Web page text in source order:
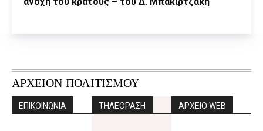
ΑΡΧΕΙΟΝ ΠΟΛΙΤΙΣΜΟΥ
ΕΠΙΚΟΙΝΩΝΙΑ ΤΗΛΕΟΡΑΣΗ ΑΡΧΕΙΟ WEB